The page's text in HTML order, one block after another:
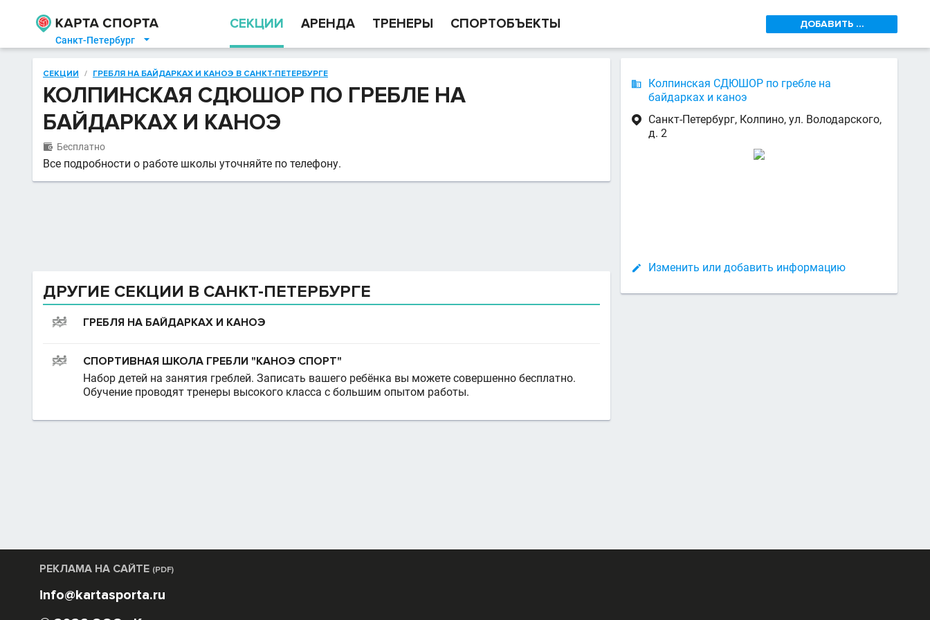
Санкт-Петербург 
СЕКЦИИ АРЕНДА ТРЕНЕРЫ СПОРТОБЪЕКТЫ ДОБАВИТЬ ...
СЕКЦИИ / ГРЕБЛЯ НА БАЙДАРКАХ И КАНОЭ В САНКТ-ПЕТЕРБУРГЕ
КОЛПИНСКАЯ СДЮШОР ПО ГРЕБЛЕ НА
БАЙДАРКАХ И КАНОЭ
 Бесплатно
Все подробности о работе школы уточняйте по телефону.
ДРУГИЕ СЕКЦИИ В САНКТ-ПЕТЕРБУРГЕ
ГРЕБЛЯ НА БАЙДАРКАХ И КАНОЭ
СПОРТИВНАЯ ШКОЛА ГРЕБЛИ "КАНОЭ СПОРТ"
Набор детей на занятия греблей. Записать вашего ребёнка вы можете совершенно бесплатно.
Обучение проводят тренеры высокого класса с большим опытом работы.

Колпинская СДЮШОР по гребле на
байдарках и каноэ

Санкт-Петербург, Колпино, ул. Володарского,
д. 2
 Изменить или добавить информацию
РЕКЛАМА НА САЙТЕ (PDF)
info@kartasporta.ru